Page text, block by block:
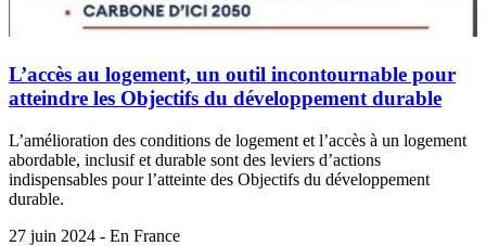
L’accès au logement, un outil incontournable pour
atteindre les Objectifs du développement durable
L’amélioration des conditions de logement et l’accès à un logement
abordable, inclusif et durable sont des leviers d’actions
indispensables pour l’atteinte des Objectifs du développement
durable.
27 juin 2024 - En France